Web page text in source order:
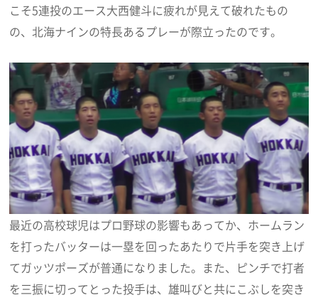
こそ5連投のエース大西健斗に疲れが見えて破れたもの
の、北海ナインの特長あるプレーが際立ったのです。
最近の高校球児はプロ野球の影響もあってか、ホームラン
を打ったバッターは一塁を回ったあたりで片手を突き上げ
てガッツポーズが普通になりました。また、ピンチで打者
を三振に切ってとった投手は、雄叫びと共にこぶしを突き